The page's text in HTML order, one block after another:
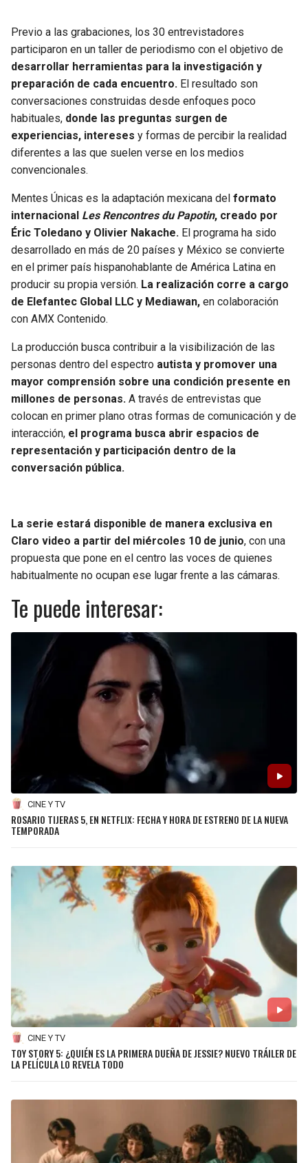
Previo a las grabaciones, los 30 entrevistadores
participaron en un taller de periodismo con el objetivo de
desarrollar herramientas para la investigación y
preparación de cada encuentro. El resultado son
conversaciones construidas desde enfoques poco
habituales, donde las preguntas surgen de
experiencias, intereses y formas de percibir la realidad
diferentes a las que suelen verse en los medios
convencionales.
Mentes Únicas es la adaptación mexicana del formato
internacional Les Rencontres du Papotin, creado por
Éric Toledano y Olivier Nakache. El programa ha sido
desarrollado en más de 20 países y México se convierte
en el primer país hispanohablante de América Latina en
producir su propia versión. La realización corre a cargo
de Elefantec Global LLC y Mediawan, en colaboración
con AMX Contenido.
La producción busca contribuir a la visibilización de las
personas dentro del espectro autista y promover una
mayor comprensión sobre una condición presente en
millones de personas. A través de entrevistas que
colocan en primer plano otras formas de comunicación y de
interacción, el programa busca abrir espacios de
representación y participación dentro de la
conversación pública.
La serie estará disponible de manera exclusiva en
Claro video a partir del miércoles 10 de junio, con una
propuesta que pone en el centro las voces de quienes
habitualmente no ocupan ese lugar frente a las cámaras.
Te puede interesar:
CINE Y TV
ROSARIO TIJERAS 5, EN NETFLIX: FECHA Y HORA DE ESTRENO DE LA NUEVA
TEMPORADA
CINE Y TV
TOY STORY 5: ¿QUIÉN ES LA PRIMERA DUEÑA DE JESSIE? NUEVO TRÁILER DE
LA PELÍCULA LO REVELA TODO